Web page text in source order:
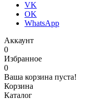
VK
OK
WhatsApp
Аккаунт
0
Избранное
0
Ваша корзина пуста!
Корзина
Каталог